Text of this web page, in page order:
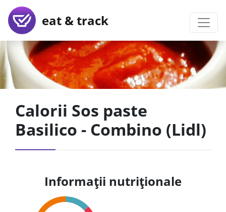
eat & track
Calorii Sos paste
Basilico - Combino (Lidl)
Informații nutriționale